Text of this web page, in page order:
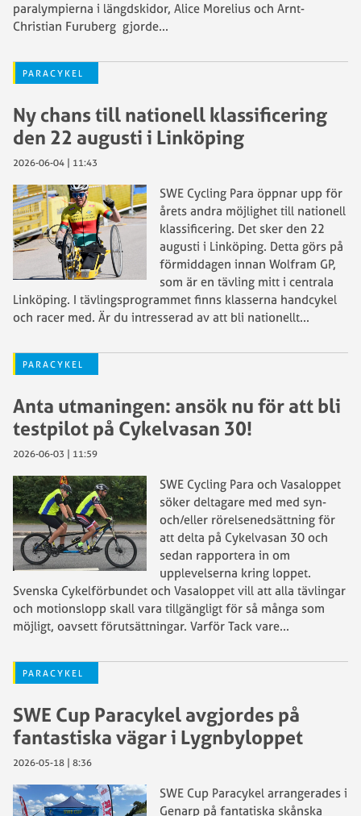
paralympierna i längdskidor, Alice Morelius och Arnt-
Christian Furuberg gjorde...
PARACYKEL
Ny chans till nationell klassificering
den 22 augusti i Linköping
2026-06-04 | 11:43
SWE Cycling Para öppnar upp för
årets andra möjlighet till nationell
klassificering. Det sker den 22
augusti i Linköping. Detta görs på
förmiddagen innan Wolfram GP,
som är en tävling mitt i centrala
Linköping. I tävlingsprogrammet finns klasserna handcykel
och racer med. Är du intresserad av att bli nationellt...
PARACYKEL
Anta utmaningen: ansök nu för att bli
testpilot på Cykelvasan 30!
2026-06-03 | 11:59
SWE Cycling Para och Vasaloppet
söker deltagare med med syn-
och/eller rörelsenedsättning för
att delta på Cykelvasan 30 och
sedan rapportera in om
upplevelserna kring loppet.
Svenska Cykelförbundet och Vasaloppet vill att alla tävlingar
och motionslopp skall vara tillgängligt för så många som
möjligt, oavsett förutsättningar. Varför Tack vare...
PARACYKEL
SWE Cup Paracykel avgjordes på
fantastiska vägar i Lygnbyloppet
2026-05-18 | 8:36
SWE Cup Paracykel arrangerades i
Genarp på fantatiska skånska